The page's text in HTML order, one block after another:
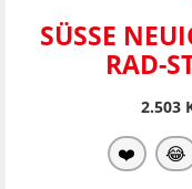
SÜSSE
AD-
2.503
❤️ 😂